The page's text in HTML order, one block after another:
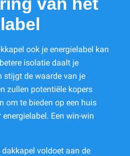
van het
ook je energielabel kan
isolatie daalt je
stijgt de waarde van je
zullen potentiële kopers
om te bieden op een huis
Een win-win
voldoet aan de